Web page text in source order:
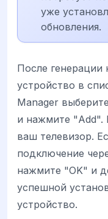
уже
обновления.
После генерации
устройство в
Manager
и нажмите "Add".
ваш телевизор.
подключение
нажмите "OK" и
успешной
устройство.